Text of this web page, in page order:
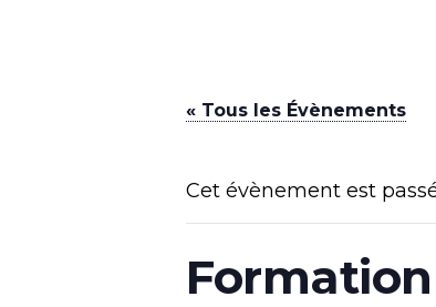
« Tous les Évènements
Cet évènement est